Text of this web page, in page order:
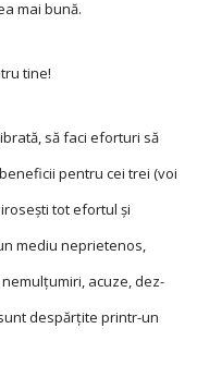
mai bună.
tine!
să faci eforturi să
pentru cei trei (voi
tot efortul și
mediu neprietenos,
acuze, dez­
despărțite printr-un